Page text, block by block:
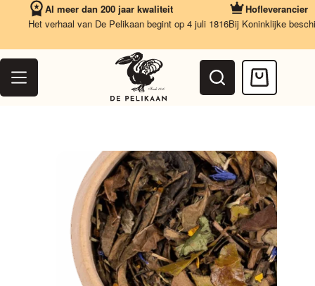
inhoud
Al meer dan 200 jaar kwaliteit
Het verhaal van De Pelikaan begint op 4 juli 1816
Hofleverancier
Bij Koninklijke